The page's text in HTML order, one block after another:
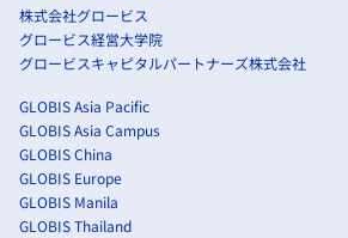
株式会社グロービス
グロービス経営大学院
グロービスキャピタルパートナーズ株式会社
GLOBIS Asia Pacific
GLOBIS Asia Campus
GLOBIS China
GLOBIS Europe
GLOBIS Manila
GLOBIS Thailand